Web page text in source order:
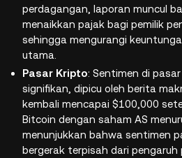
perdagangan, laporan muncul
menaikkan pajak bagi pemilik
sehingga mengurangi
utama.
Pasar Kripto: Sentimen di
signifikan, dipicu oleh berita
kembali mencapai $100,000
Bitcoin dengan saham AS
menunjukkan bahwa sentimen
bergerak terpisah dari pengaruh